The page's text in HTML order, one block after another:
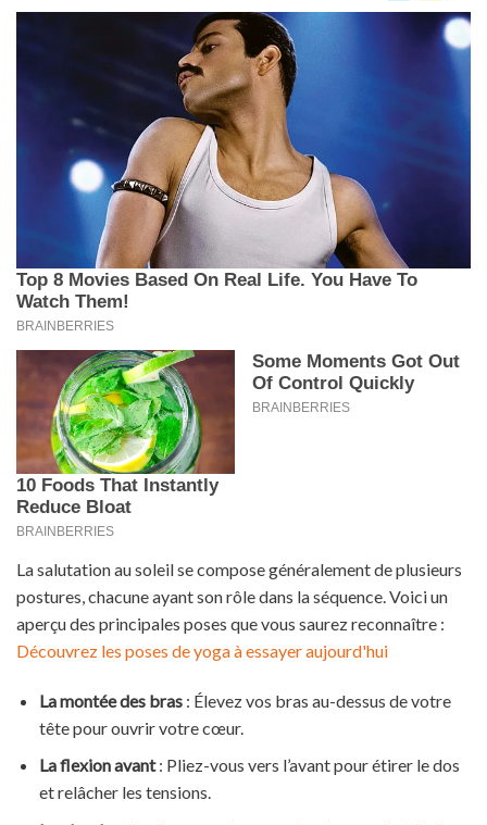
La salutation au soleil se compose généralement de plusieurs
postures, chacune ayant son rôle dans la séquence. Voici un
aperçu des principales poses que vous saurez reconnaître :
Découvrez les poses de yoga à essayer aujourd'hui
La montée des bras: Élevez vos bras au-dessus de votre
tête pour ouvrir votre cœur.
La flexion avant: Pliez-vous vers l’avant pour étirer le dos
et relâcher les tensions.